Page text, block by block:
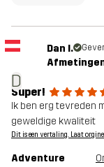
D
Dan I.
Super!
Ik ben erg tevreden
geweldige kwaliteit
Dit is een vertaling. Laat
Adventure